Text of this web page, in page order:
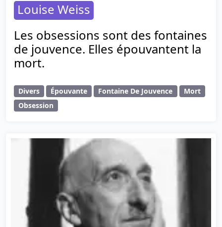
Louise Weiss
Les obsessions sont des fontaines
de jouvence. Elles épouvantent la
mort.
Divers Épouvante Fontaine De Jouvence
Mort
Obsession